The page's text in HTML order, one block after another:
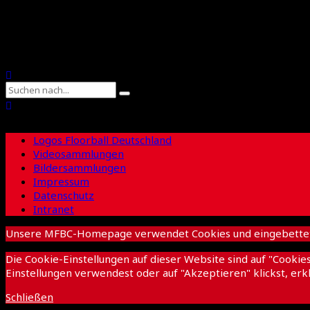
Logos Floorball Deutschland
Videosammlungen
Bildersammlungen
Impressum
Datenschutz
Intranet
Unsere MFBC-Homepage verwendet Cookies und
Die Cookie-Einstellungen auf dieser Website sind auf
Einstellungen verwendest oder auf "Akzeptieren" klickst,
Schließen